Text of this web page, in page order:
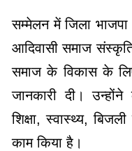
सम्मेलन में जिला
आदिवासी समाज
समाज के विकास के लिए
जानकारी दी।
शिक्षा, स्वास्थ्य,
काम किया है।